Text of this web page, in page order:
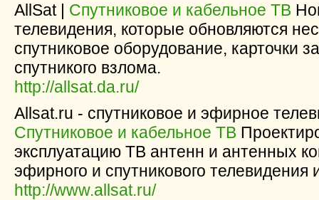
AllSat | Спутниковое и кабельное ТВ
телевидения, которые обновляются
спутниковое оборудование, карточки
спутникого взлома.
http://allsat.da.ru/
Allsat.ru - спутниковое и эфирное
Спутниковое и кабельное ТВ
эксплуатацию ТВ антенн и антенных
эфирного и спутникового телевидения
http://www.allsat.ru/